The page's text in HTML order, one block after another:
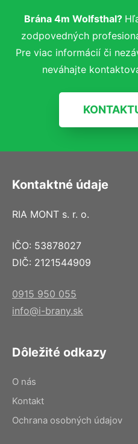
Brána 4m Wolfsthal?
zodpovedných
Pre viac informácií či
neváhajte
Kontaktné údaje
RIA MONT s. r. o.
IČO: 53878027
DIČ: 2121544909
0915 950 055
info@i-brany.sk
Dôležité odkazy
O nás
Kontakt
Ochrana osobných údajov